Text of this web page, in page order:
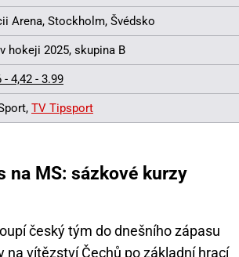
Arena, Stockholm, Švédsko
hokeji 2025, skupina B
- 4,42 - 3.99
TV Tipsport
na MS: sázkové kurzy
český tým do dnešního zápasu
na vítězství Čechů po základní hrací